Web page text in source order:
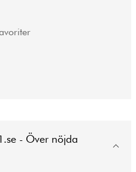
- Över nöjda